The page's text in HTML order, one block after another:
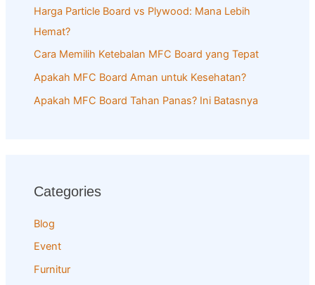
Harga Particle Board vs Plywood: Mana Lebih
Hemat?
Cara Memilih Ketebalan MFC Board yang Tepat
Apakah MFC Board Aman untuk Kesehatan?
Apakah MFC Board Tahan Panas? Ini Batasnya
Categories
Blog
Event
Furnitur